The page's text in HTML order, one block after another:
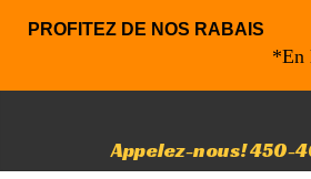
PROFITEZ DE NOS RABAIS
*En
Appelez-nous! 450-